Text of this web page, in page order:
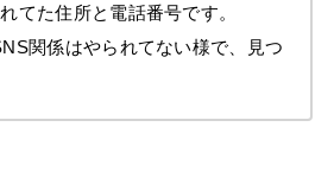
てた住所と電話番号です。
関係はやられてない様で、見つ